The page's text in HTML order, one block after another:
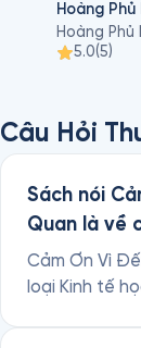
Hoàng Phủ
5.0(5)
Câu Hỏi
Sách nói
Quan là về
Cảm Ơn Vì
loại Kinh tế